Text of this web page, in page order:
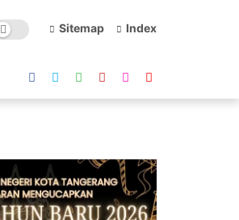
Sitemap Index